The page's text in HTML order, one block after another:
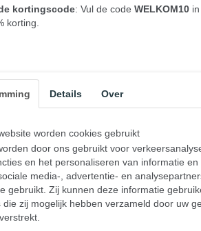
€ 34,50
kortingscode: Vul de code WELKOM10
korting.
Details Over
worden cookies gebruikt
door ons gebruikt voor
en het personaliseren van informatie
media-, advertentie- en
gebruikt. Zij kunnen deze informatie
die zij mogelijk hebben verzameld door uw